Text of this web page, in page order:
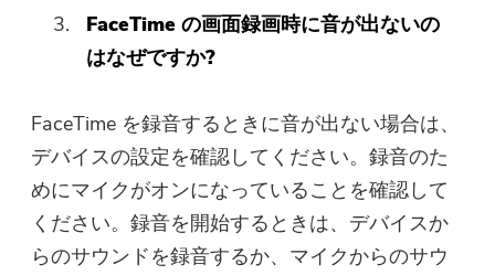
FaceTime の画面録画時に音が出ないの
はなぜですか?
FaceTime を録音するときに音が出ない場合は、
デバイスの設定を確認してください。録音のた
めにマイクがオンになっていることを確認して
ください。録音を開始するときは、デバイスか
らのサウンドを録音するか、マイクからのサウ